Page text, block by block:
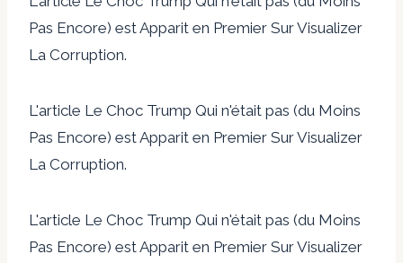
Pas Encore) est Apparit en Premier Sur Visualizer
La Corruption.
L'article Le Choc Trump Qui n'était pas (du Moins
Pas Encore) est Apparit en Premier Sur Visualizer
La Corruption.
L'article Le Choc Trump Qui n'était pas (du Moins
Pas Encore) est Apparit en Premier Sur Visualizer